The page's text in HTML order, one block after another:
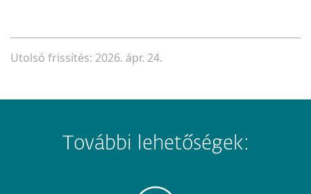
Utolsó frissítés: 2026. ápr. 24.
További lehetőségek: